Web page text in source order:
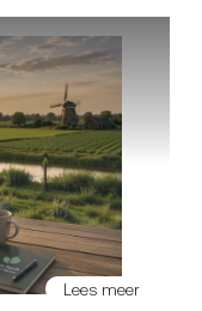
Lees meer